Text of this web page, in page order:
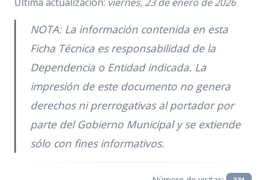
NOTA: La información contenida en esta
Ficha Técnica es responsabilidad de la
Dependencia o Entidad indicada. La
impresión de este documento no genera
derechos ni prerrogativas al portador por
parte del Gobierno Municipal y se extiende
sólo con fines informativos.